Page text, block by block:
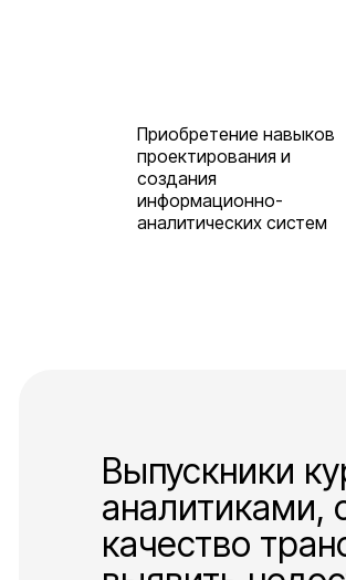
Приобретение навыков
проектирования и
создания
информационно-
аналитических систем
Выпускники
аналитиками,
качество